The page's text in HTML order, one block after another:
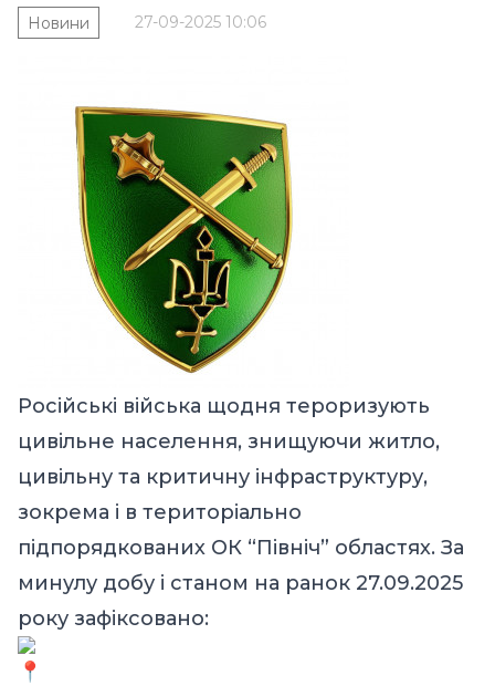
27-09-2025 10:06
Новини
Російські війська щодня тероризують
цивільне населення, знищуючи житло,
цивільну та критичну інфраструктуру,
зокрема і в територіально
підпорядкованих ОК “Північ” областях. За
минулу добу і станом на ранок 27.09.2025
року зафіксовано: